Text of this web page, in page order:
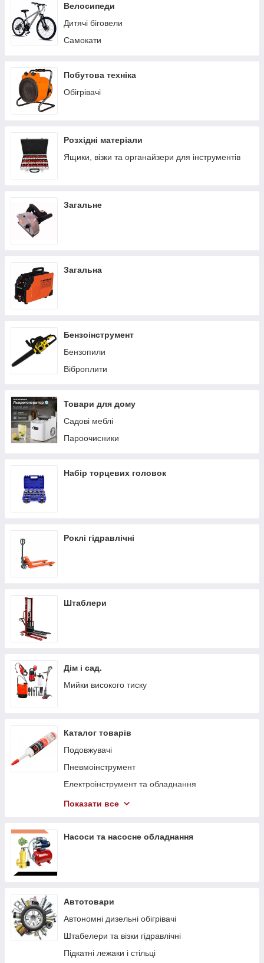
Теплиці/парники
Вольєри
Ручні сівалки
Велосипеди
Дитячі біговели
Самокати
Побутова техніка
Обігрівачі
Розхідні матеріали
Ящики, візки та органайзери для інструментів
Загальне
Загальна
Бензоінструмент
Бензопили
Віброплити
Товари для дому
Садові меблі
Пароочисники
Набір торцевих головок
Роклі гідравлічні
Штаблери
Дім і сад.
Мийки високого тиску
Каталог товарів
Подовжувачі
Пневмоінструмент
Електроінструмент та обладнання
Компресори
Показати все
Насоси та насосне обладнання
Автотовари
Автономні дизельні обігрівачі
Штабелери та візки гідравлічні
Підкaтні лeжaки і cтільці